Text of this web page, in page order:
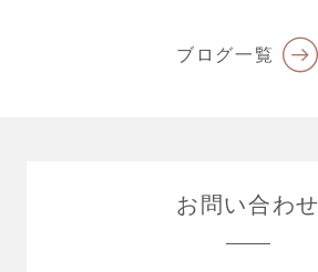
ブログ一覧
お問い合わせ